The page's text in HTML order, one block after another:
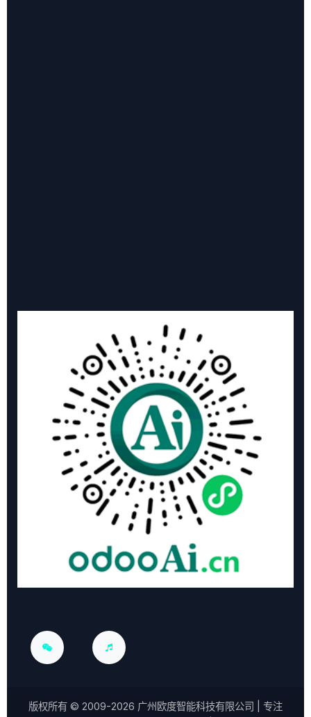
版权所有 © 2009-2026 广州欧度智能科技有限公司 | 专注